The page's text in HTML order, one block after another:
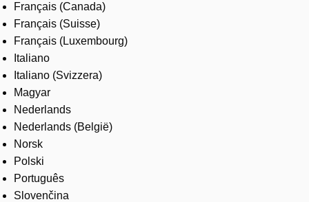
Français (Canada)
Français (Suisse)
Français (Luxembourg)
Italiano
Italiano (Svizzera)
Magyar
Nederlands
Nederlands (België)
Norsk
Polski
Português
Slovenčina